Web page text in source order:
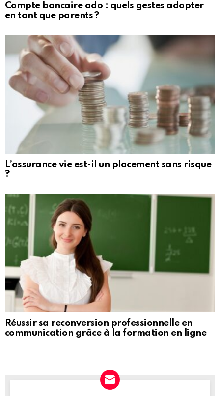
Compte bancaire ado : quels gestes adopter
en tant que parents ?
L’assurance vie est-il un placement sans risque
?
Réussir sa reconversion professionnelle en
communication grâce à la formation en ligne